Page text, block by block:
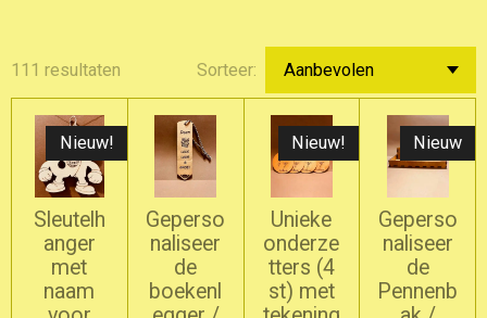
111 resultaten Sorteer:
Nieuw!
Sleutelh
anger
met
naam
Geperso
naliseer
de
boekenl
Nieuw!
Unieke
onderze
tters (4
st) met
Nieuw
Geperso
naliseer
de
Pennenb